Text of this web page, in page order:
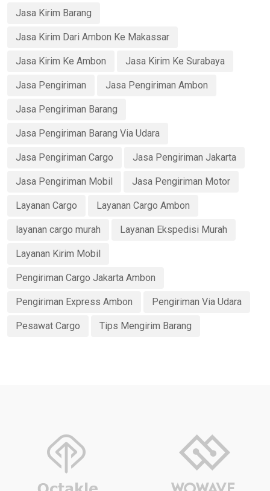
Jasa Kirim Barang
Jasa Kirim Dari Ambon Ke Makassar
Jasa Kirim Ke Ambon Jasa Kirim Ke Surabaya
Jasa Pengiriman Jasa Pengiriman Ambon
Jasa Pengiriman Barang
Jasa Pengiriman Barang Via Udara
Jasa Pengiriman Cargo Jasa Pengiriman Jakarta
Jasa Pengiriman Mobil Jasa Pengiriman Motor
Layanan Cargo Layanan Cargo Ambon
layanan cargo murah Layanan Ekspedisi Murah
Layanan Kirim Mobil
Pengiriman Cargo Jakarta Ambon
Pengiriman Express Ambon Pengiriman Via Udara
Pesawat Cargo Tips Mengirim Barang